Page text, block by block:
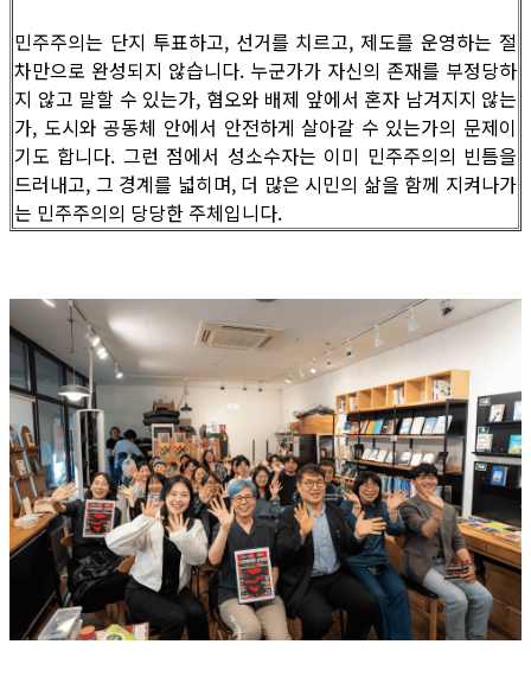
민주주의는 단지 투표하고, 선거를 치르고, 제도를 운영하는 절
차만으로 완성되지 않습니다. 누군가가 자신의 존재를 부정당하
지 않고 말할 수 있는가, 혐오와 배제 앞에서 혼자 남겨지지 않는
가, 도시와 공동체 안에서 안전하게 살아갈 수 있는가의 문제이
기도 합니다. 그런 점에서 성소수자는 이미 민주주의의 빈틈을
드러내고, 그 경계를 넓히며, 더 많은 시민의 삶을 함께 지켜나가
는 민주주의의 당당한 주체입니다.